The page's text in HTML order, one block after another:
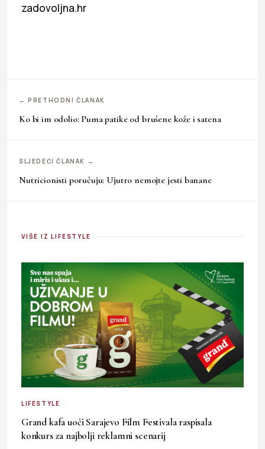
zadovoljna.hr
← PRETHODNI ČLANAK
Ko bi im odolio: Puma patike od brušene kože i satena
SLJEDEĆI ČLANAK →
Nutricionisti poručuju: Ujutro nemojte jesti banane
VIŠE IZ LIFESTYLE
LIFESTYLE
Grand kafa uoči Sarajevo Film Festivala raspisala
konkurs za najbolji reklamni scenarij